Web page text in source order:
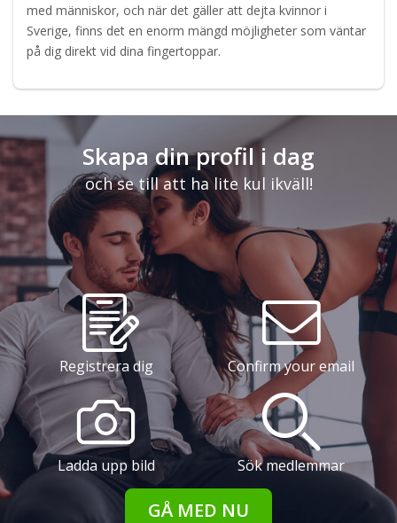
med människor, och när det gäller att dejta kvinnor i
Sverige, finns det en enorm mängd möjligheter som väntar
på dig direkt vid dina fingertoppar.
Skapa din profil i dag
och se till att ha lite kul ikväll!
Registrera dig Confirm your email
Ladda upp bild Sök medlemmar
GÅ MED NU